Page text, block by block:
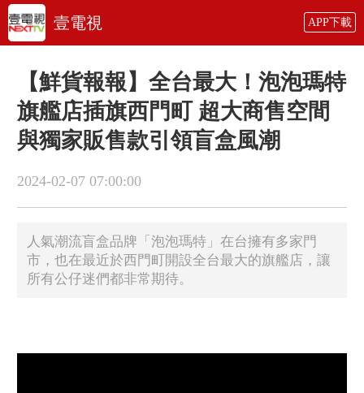
壹電視 APP下載
【鮮貨報報】全台最大！泡泡瑪特
旗艦店插旗西門町 超大商售空間
與獨家販售款引領盲盒風潮
2024-02-07 07:00:00
人氣潮流盲盒品牌「泡泡瑪特」在台擁有多家門
市，也在最近於西門町開設全台最大的旗艦店，讓
所有公仔迷們都非常期待。